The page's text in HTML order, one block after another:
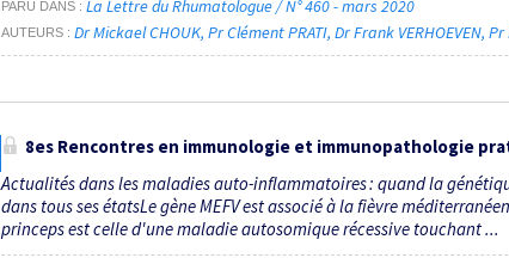
PARU DANS La Lettre du Rhumatologue / N° 460 - mars 2020
AUTEURS Dr Mickael CHOUK Pr Clément PRATI Dr Frank VERHOEVEN Pr
8es Rencontres en immunologie et immunopathologie
Actualités dans les maladies auto-inflammatoires : quand la
dans tous ses étatsLe gène MEFV est associé à la fièvre
princeps est celle d'une maladie autosomique récessive touchant ...